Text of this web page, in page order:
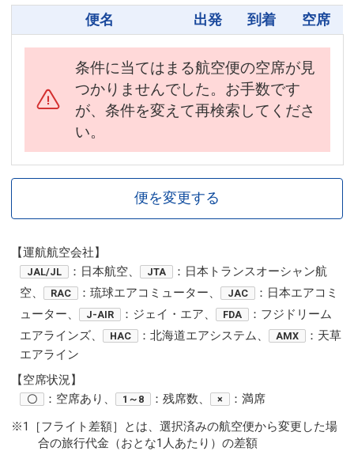
便名 出発 到着 空席
条件に当てはまる航空便の空席が見
つかりませんでした。お手数です
が、条件を変えて再検索してくださ
い。
便を変更する
【運航航空会社】
JAL/JL ：日本航空、 JTA
：日本トランスオーシャン航
空、
RAC ：琉球エアコミューター、 JAC
：日本エアコミ
ューター、
J-AIR ：ジェイ・エア、 FDA
：フジドリーム
エアラインズ、
HAC ：北海道エアシステム、 AMX
：天草
エアライン
【空席状況】
〇 ：空席あり、 1～8 ：残席数、 ×
：満席
※1［フライト差額］とは、選択済みの航空便から変更した場
合の旅行代金（おとな1人あたり）の差額